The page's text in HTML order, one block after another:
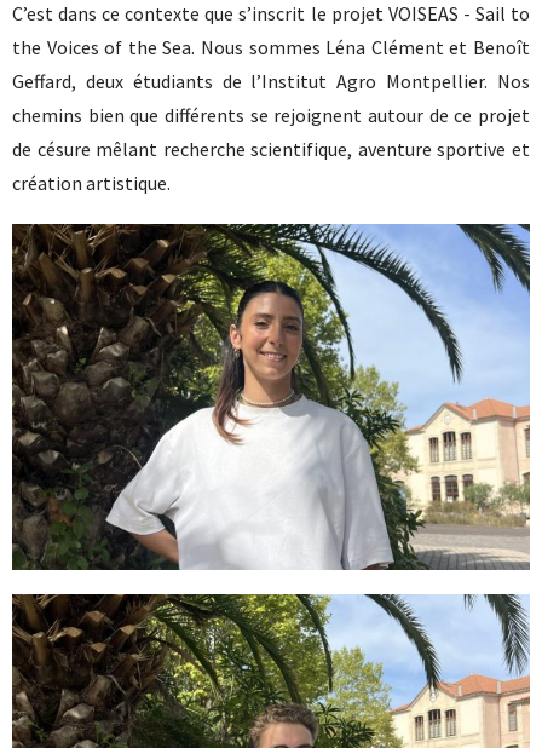
C’est dans ce contexte que s’inscrit le projet VOISEAS - Sail to
the Voices of the Sea. Nous sommes Léna Clément et Benoît
Geffard, deux étudiants de l’Institut Agro Montpellier. Nos
chemins bien que différents se rejoignent autour de ce projet
de césure mêlant recherche scientifique, aventure sportive et
création artistique.